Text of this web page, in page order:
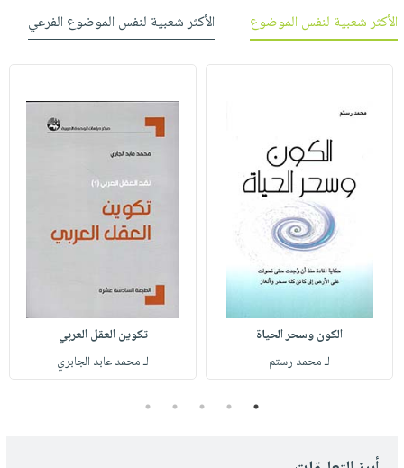
الأكثر شعبية لنفس الموضوع
الأكثر شعبية لنفس الموضوع الفرعي
الكون وسحر الحياة
لـ محمد رستم
تكوين العقل العربي
لـ محمد عابد الجابري
1
2
3
4
5